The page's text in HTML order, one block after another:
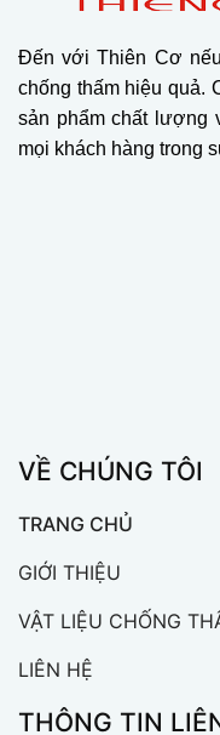
Đến với Thiên Cơ
chống thấm hiệu quả.
sản phẩm chất lượng
mọi khách hàng trong
VỀ CHÚNG TÔI
TRANG CHỦ
GIỚI THIỆU
VẬT LIỆU CHỐNG
LIÊN HỆ
THÔNG TIN